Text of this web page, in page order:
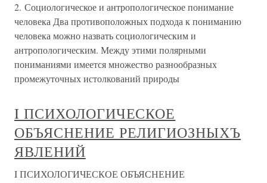
2. Социологическое и антропологическое понимание
человека Два противоположных подхода к пониманию
человека можно назвать социологическим и
антропологическим. Между этими полярными
пониманиями имеется множество разнообразных
промежуточных истолкований природы
I ПСИХОЛОГИЧЕСКОЕ
ОБЪЯСНЕНИЕ РЕЛИГИОЗНЫХЪ
ЯВЛЕНИЙ
I ПСИХОЛОГИЧЕСКОЕ ОБЪЯСНЕНИЕ